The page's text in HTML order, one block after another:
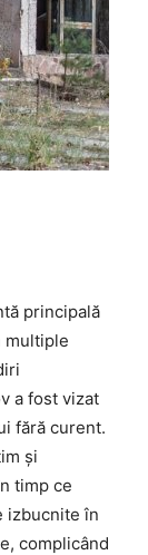
principală
multiple
a fost vizat
fără curent.
și
timp ce
izbucnite în
complicând